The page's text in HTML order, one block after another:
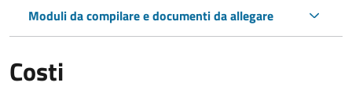
Moduli da compilare e documenti da allegare
Costi